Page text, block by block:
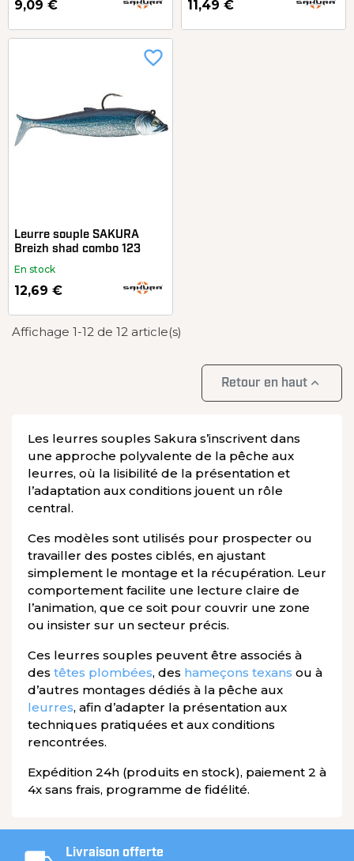
9,09 € 11,49 €
Leurre souple SAKURA
Breizh shad combo 123
En stock
12,69 €
favorite_border
Affichage 1-12 de 12 article(s)
Retour en haut 
Les leurres souples Sakura s’inscrivent dans
une approche polyvalente de la pêche aux
leurres, où la lisibilité de la présentation et
l’adaptation aux conditions jouent un rôle
central.
Ces modèles sont utilisés pour prospecter ou
travailler des postes ciblés, en ajustant
simplement le montage et la récupération. Leur
comportement facilite une lecture claire de
l’animation, que ce soit pour couvrir une zone
ou insister sur un secteur précis.
Ces leurres souples peuvent être associés à
des têtes plombées, des hameçons texans ou à
d’autres montages dédiés à la pêche aux
leurres, afin d’adapter la présentation aux
techniques pratiquées et aux conditions
rencontrées.
Expédition 24h (produits en stock), paiement 2 à
4x sans frais, programme de fidélité.
Livraison offerte